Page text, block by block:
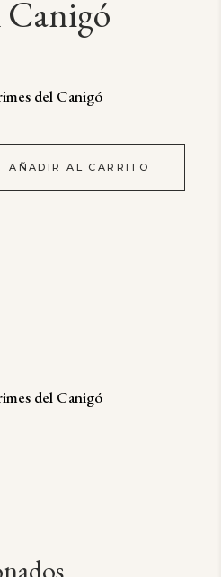
Canigó
del Canigó
AÑADIR AL CARRITO
del Canigó